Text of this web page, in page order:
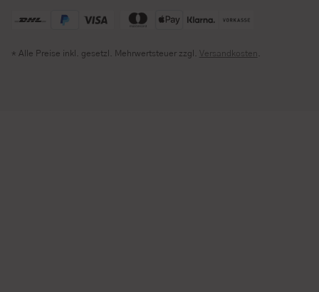
* Alle Preise inkl. gesetzl. Mehrwertsteuer zzgl. Versandkosten